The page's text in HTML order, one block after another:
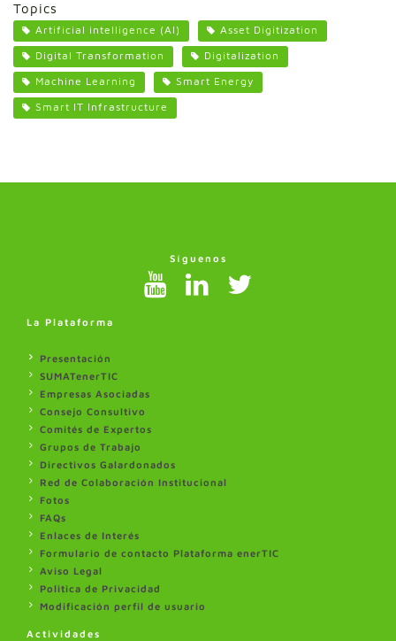
Topics
Artificial intelligence (AI)
Asset Digitization
Digital Transformation
Digitalization
Machine Learning
Smart Energy
Smart IT Infrastructure
Síguenos
La Plataforma
Presentación
SUMATenerTIC
Empresas Asociadas
Consejo Consultivo
Comités de Expertos
Grupos de Trabajo
Directivos Galardonados
Red de Colaboración Institucional
Fotos
FAQs
Enlaces de Interés
Formulario de contacto Plataforma enerTIC
Aviso Legal
Politica de Privacidad
Modificación perfil de usuario
Actividades